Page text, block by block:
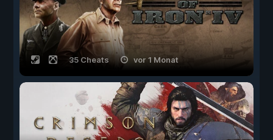
35 Cheats vor 1 Monat